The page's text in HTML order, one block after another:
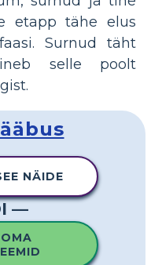
etapp tähe elus
Surnud täht
selle poolt
NÄIDE
—